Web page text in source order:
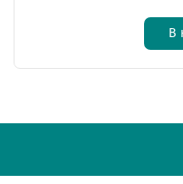
В